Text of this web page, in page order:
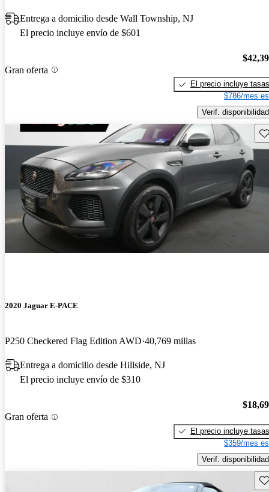
Entrega a domicilio desde Wall Township, NJ
El precio incluye envío de $601
Gran oferta
El precio incluye tasas
$786/mes
Verif. disponibilidad
2020 Jaguar E-PACE
P250 Checkered Flag Edition AWD 40,769 millas
Entrega a domicilio desde Hillside, NJ
El precio incluye envío de $310
Gran oferta
El precio incluye tasas
$359/mes
Verif. disponibilidad